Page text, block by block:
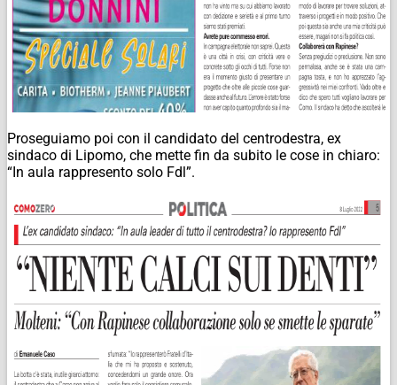
Proseguiamo poi con il candidato del centrodestra, ex
sindaco di Lipomo, che mette fin da subito le cose in chiaro:
“In aula rappresento solo Fdl”.